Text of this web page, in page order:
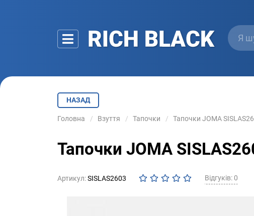
НАЗАД
Головна Взуття Тапочки Тапочки JOMA
Тапочки JOMA
Артикул:SISLAS2603 Відгуків: 0